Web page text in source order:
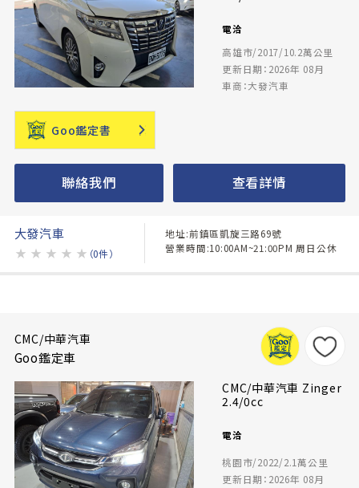
電洽
高雄市/2017/10.2萬公里
更新日期：2026年 08月
車商：大發汽車
Goo鑑定書
聯絡我們 查看詳情
大發汽車
★ ★ ★ ★ ★ （0件）
地址:前鎮區凱旋三路69號
營業時間:10:00AM~21:00PM 周日公休
CMC/中華汽車
Goo鑑定車
CMC/中華汽車 Zinger
2.4/0cc
電洽
桃園市/2022/2.1萬公里
更新日期：2026年 08月